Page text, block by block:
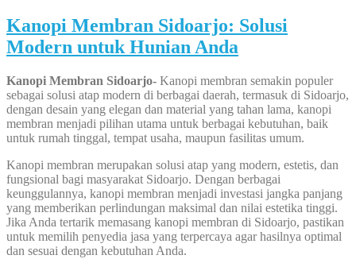
Kanopi Membran Sidoarjo: Solusi
Modern untuk Hunian Anda
Kanopi Membran Sidoarjo- Kanopi membran semakin populer
sebagai solusi atap modern di berbagai daerah, termasuk di Sidoarjo,
dengan desain yang elegan dan material yang tahan lama, kanopi
membran menjadi pilihan utama untuk berbagai kebutuhan, baik
untuk rumah tinggal, tempat usaha, maupun fasilitas umum.
Kanopi membran merupakan solusi atap yang modern, estetis, dan
fungsional bagi masyarakat Sidoarjo. Dengan berbagai
keunggulannya, kanopi membran menjadi investasi jangka panjang
yang memberikan perlindungan maksimal dan nilai estetika tinggi.
Jika Anda tertarik memasang kanopi membran di Sidoarjo, pastikan
untuk memilih penyedia jasa yang terpercaya agar hasilnya optimal
dan sesuai dengan kebutuhan Anda.